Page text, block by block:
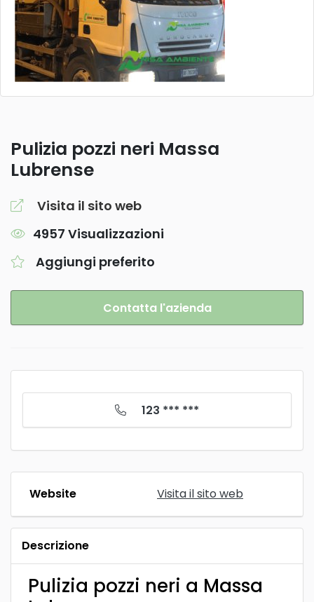
Pulizia pozzi neri Massa
Lubrense
Visita il sito web
4957 Visualizzazioni
Aggiungi preferito
Contatta l'azienda
123 *** ***
Website Visita il sito web
Descrizione
Pulizia pozzi neri a Massa